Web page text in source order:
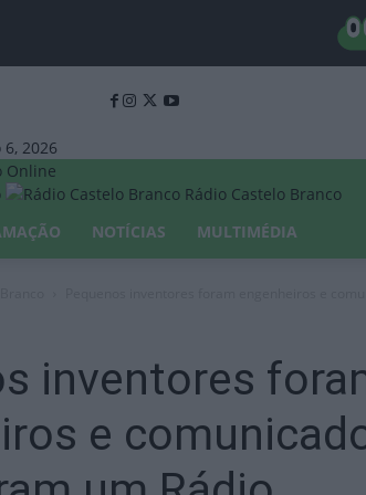
2026
Online
Rádio Castelo Branco
NOTÍCIAS MULTIMÉDIA
inventores
e